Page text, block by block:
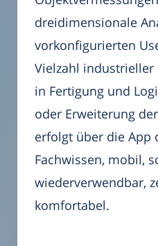
dreidimensionale
vorkonfigurierten
Vielzahl industrieller
in Fertigung und
oder Erweiterung
erfolgt über die App
Fachwissen, mobil,
wiederverwendbar,
komfortabel.